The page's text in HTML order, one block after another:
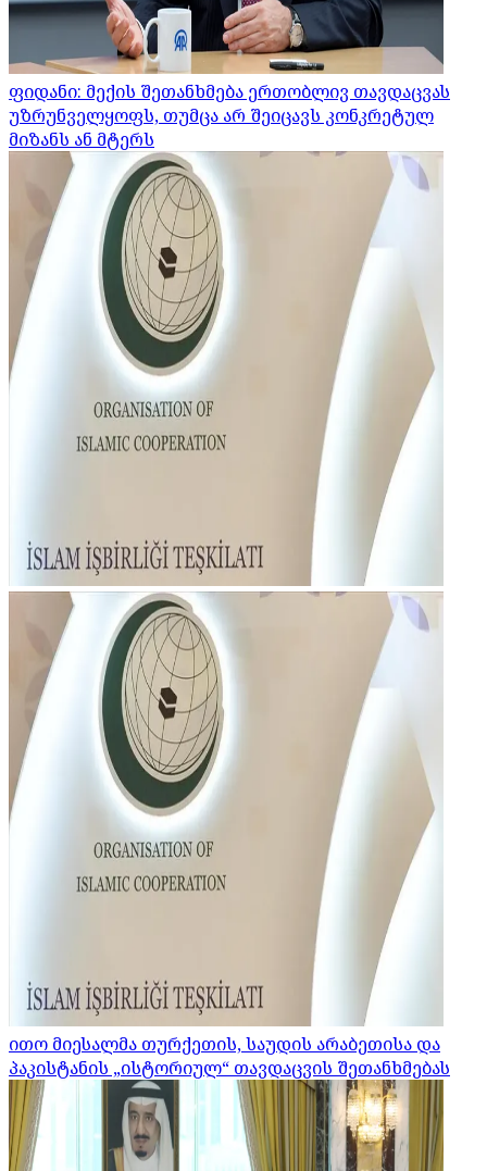
ფიდანი: მექის შეთანხმება ერთობლივ თავდაცვას
უზრუნველყოფს, თუმცა არ შეიცავს კონკრეტულ
მიზანს ან მტერს
ითო მიესალმა თურქეთის, საუდის არაბეთისა და
პაკისტანის „ისტორიულ“ თავდაცვის შეთანხმებას